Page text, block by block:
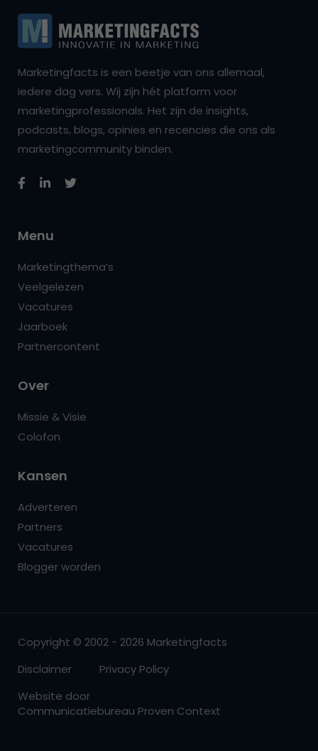
Marketingfacts is een beetje van ons allemaal,
iedere dag vers. Wij zijn hét platform voor
marketingprofessionals. Het zijn de insights,
podcasts, blogs, opinies en recencies die ons als
marketingcommunity binden.
Menu
Marketingthema’s
Veelgelezen
Vacatures
Jaarboek
Partnercontent
Over
Missie & Visie
Colofon
Kansen
Adverteren
Partners
Vacatures
Blogger worden
Copyright © 2002 - 2026 Marketingfacts
Disclaimer
Privacy Policy
Website door
Communicatiebureau Proven Context